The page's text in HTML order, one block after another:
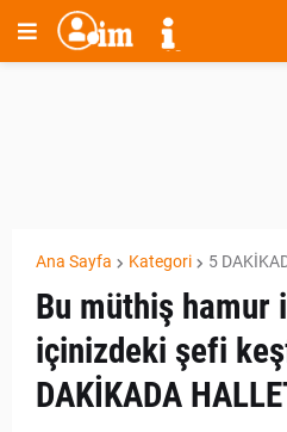
Ana Sayfa Kategori 5
Bu müthiş
içinizdeki şefi
DAKİKADA